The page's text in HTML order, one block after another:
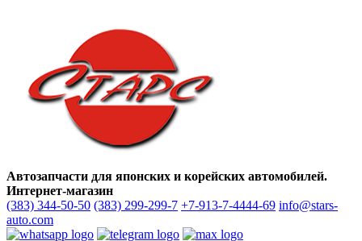
Автозапчасти для японских и корейских автомобилей.
Интернет-магазин
(383) 344-50-50 (383) 299-299-7 +7-913-7-4444-69 info@stars-
auto.com